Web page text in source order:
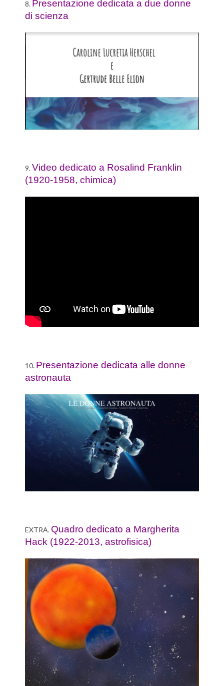
8. Presentazione dedicata a due donne
di scienza
9.Video dedicato a Rosalind Franklin
(1920-1958, chimica)
10. Presentazione dedicata alle donne
astronauta
EXTRA. Quadro dedicato a Margherita
Hack (1922-2013, astrofisica)